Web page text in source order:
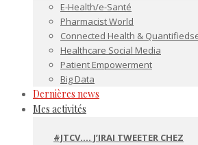
E-Health/e-Santé
Pharmacist World
Connected Health &
Healthcare Social Media
Patient Empowerment
Big Data
Dernières news
Mes activités
#JTCV…. J’IRAI TWEETER CHEZ